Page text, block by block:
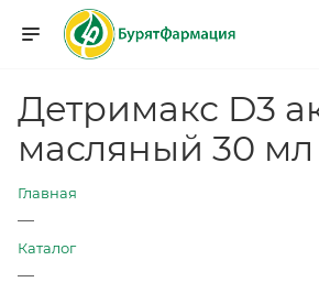
Детримакс D3
масляный 30
Главная
—
Каталог
—